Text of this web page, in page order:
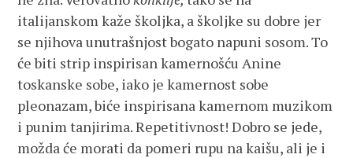
italijanskom kaže školjka, a školjke su dobre jer
se njihova unutrašnjost bogato napuni sosom. To
će biti strip inspirisan kamernošću Anine
toskanske sobe, iako je kamernost sobe
pleonazam, biće inspirisana kamernom muzikom
i punim tanjirima. Repetitivnost! Dobro se jede,
možda će morati da pomeri rupu na kaišu, ali je i